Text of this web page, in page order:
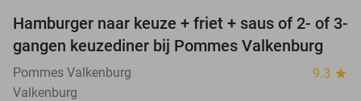
37%
Hamburger naar keuze + friet + saus of 2- of 3-
gangen keuzediner bij Pommes Valkenburg
Pommes Valkenburg 9.3 star
Valkenburg